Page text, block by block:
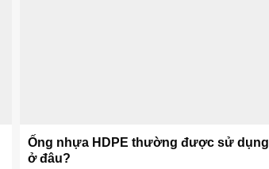
Ống nhựa HDPE thường được sử dụng
ở đâu?